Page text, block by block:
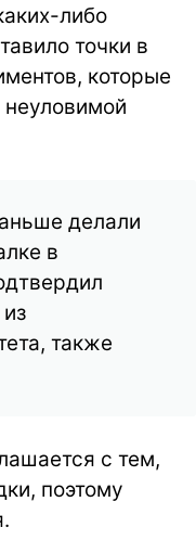
либо
точки в
которые
делали
в
также
с тем,
поэтому